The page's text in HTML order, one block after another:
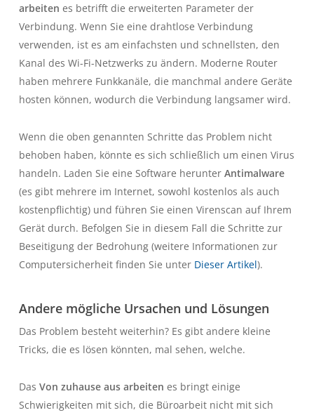
arbeiten es betrifft die erweiterten Parameter der
Verbindung. Wenn Sie eine drahtlose Verbindung
verwenden, ist es am einfachsten und schnellsten, den
Kanal des Wi-Fi-Netzwerks zu ändern. Moderne Router
haben mehrere Funkkanäle, die manchmal andere Geräte
hosten können, wodurch die Verbindung langsamer wird.
Wenn die oben genannten Schritte das Problem nicht
behoben haben, könnte es sich schließlich um einen Virus
handeln. Laden Sie eine Software herunter Antimalware
(es gibt mehrere im Internet, sowohl kostenlos als auch
kostenpflichtig) und führen Sie einen Virenscan auf Ihrem
Gerät durch. Befolgen Sie in diesem Fall die Schritte zur
Beseitigung der Bedrohung (weitere Informationen zur
Computersicherheit finden Sie unter Dieser Artikel).
Andere mögliche Ursachen und Lösungen
Das Problem besteht weiterhin? Es gibt andere kleine
Tricks, die es lösen könnten, mal sehen, welche.
Das Von zuhause aus arbeiten es bringt einige
Schwierigkeiten mit sich, die Büroarbeit nicht mit sich